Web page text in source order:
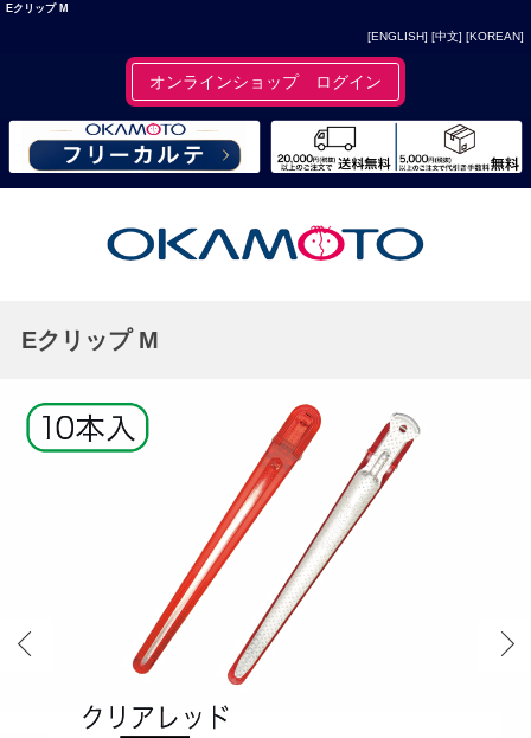
Eクリップ M
[ENGLISH] [中文] [KOREAN]
オンラインショップ ログイン
Eクリップ M